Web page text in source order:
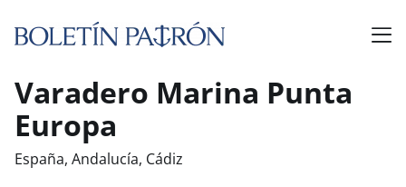
Varadero Marina Punta
Europa
España, Andalucía, Cádiz